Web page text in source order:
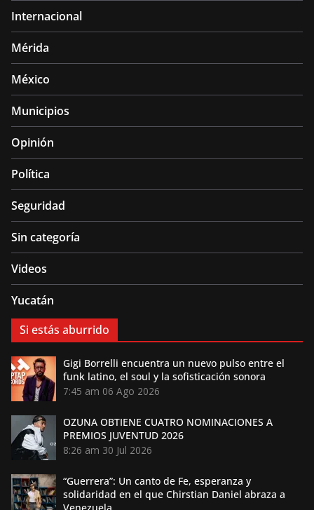
Internacional
Mérida
México
Municipios
Opinión
Política
Seguridad
Sin categoría
Videos
Yucatán
Si estás aburrido
Gigi Borrelli encuentra un nuevo pulso entre el
funk latino, el soul y la sofisticación sonora
7:45 am 06 Ago 2026
OZUNA OBTIENE CUATRO NOMINACIONES A
PREMIOS JUVENTUD 2026
8:26 am 30 Jul 2026
“Guerrera”: Un canto de Fe, esperanza y
solidaridad en el que Chirstian Daniel abraza a